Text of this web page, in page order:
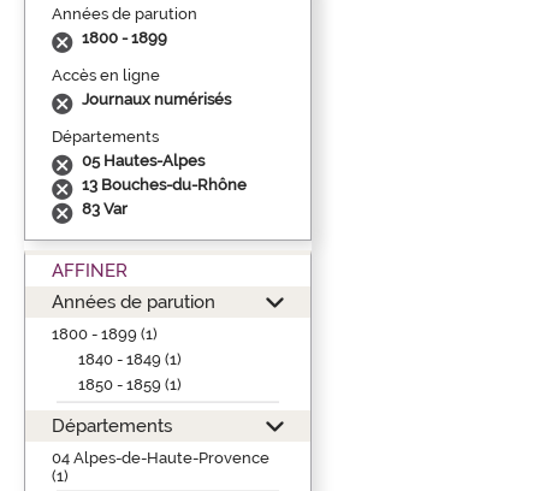
Années de parution
1800 - 1899
Accès en ligne
Journaux numérisés
Départements
05 Hautes-Alpes
13 Bouches-du-Rhône
83 Var
AFFINER
Années de parution
1800 - 1899 (1)
1840 - 1849 (1)
1850 - 1859 (1)
Départements
04 Alpes-de-Haute-Provence
(1)